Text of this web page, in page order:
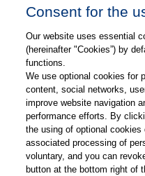
Karriere
Kontakt
Web-Semniare
Anwenderberichte
Partner
Consent for the
Our website uses essential
(hereinafter "Cookies”) by
functions.
We use optional cookies for
content, social networks,
improve website navigation
performance efforts. By
the using of optional
associated processing of
voluntary, and you can
button at the bottom right of